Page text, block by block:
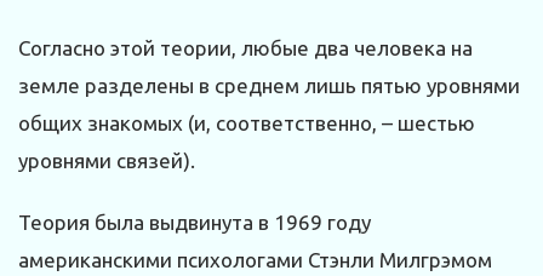
Согласно этой теории, любые два человека на
земле разделены в среднем лишь пятью уровнями
общих знакомых (и, соответственно, – шестью
уровнями связей).
Теория была выдвинута в 1969 году
американскими психологами Стэнли Милгрэмом